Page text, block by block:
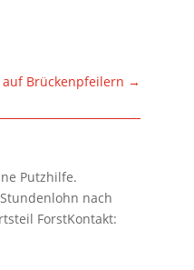
Brückenpfeilern →
Putzhilfe.
nach
ForstKontakt: